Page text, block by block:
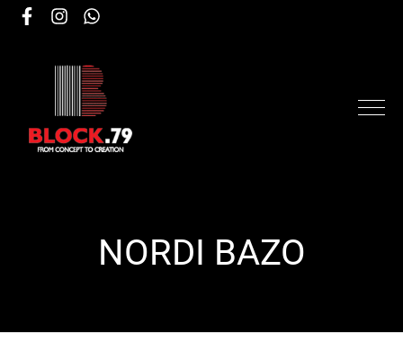
NORDI ΒΑΖΟ